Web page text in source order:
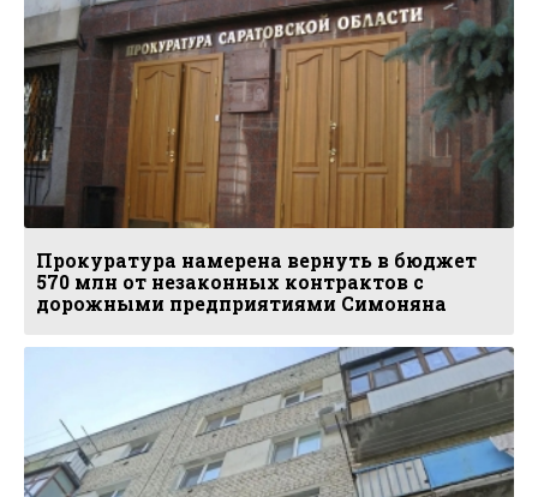
Прокуратура намерена вернуть в бюджет
570 млн от незаконных контрактов с
дорожными предприятиями Симоняна